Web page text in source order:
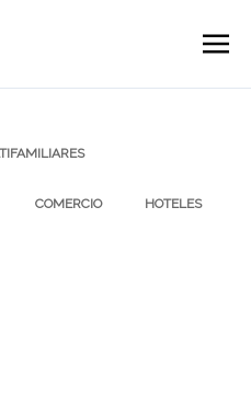
COMERCIO HOTELES